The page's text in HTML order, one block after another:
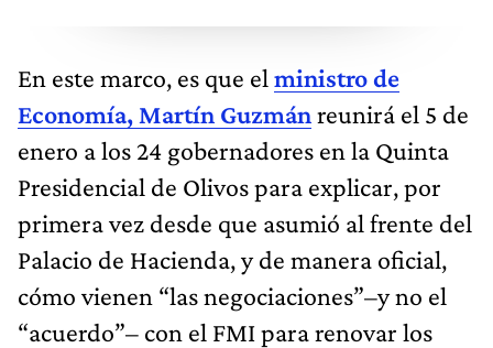
En este marco, es que el ministro de
Economía, Martín Guzmánreunirá el 5 de
enero a los 24 gobernadores en la Quinta
Presidencial de Olivos para explicar, por
primera vez desde que asumió al frente del
Palacio de Hacienda, y de manera oficial,
cómo vienen “las negociaciones”–y no el
“acuerdo”– con el FMI para renovar los